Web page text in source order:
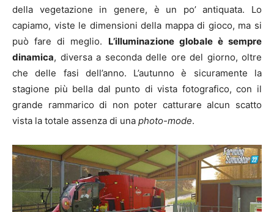
della vegetazione in genere, è un po’ antiquata. Lo
capiamo, viste le dimensioni della mappa di gioco, ma si
può fare di meglio. L’illuminazione globale è sempre
dinamica, diversa a seconda delle ore del giorno, oltre
che delle fasi dell’anno. L’autunno è sicuramente la
stagione più bella dal punto di vista fotografico, con il
grande rammarico di non poter catturare alcun scatto
vista la totale assenza di una photo-mode.